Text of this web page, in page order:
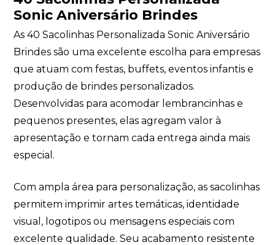
Sonic Aniversário Brindes
As 40 Sacolinhas Personalizada Sonic Aniversário
Brindes são uma excelente escolha para empresas
que atuam com festas, buffets, eventos infantis e
produção de brindes personalizados.
Desenvolvidas para acomodar lembrancinhas e
pequenos presentes, elas agregam valor à
apresentação e tornam cada entrega ainda mais
especial.
Com ampla área para personalização, as sacolinhas
permitem imprimir artes temáticas, identidade
visual, logotipos ou mensagens especiais com
excelente qualidade. Seu acabamento resistente